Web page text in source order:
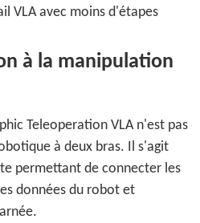
VLA avec moins d'étapes
à la manipulation
Teleoperation VLA n'est pas
à deux bras. Il s'agit
permettant de connecter les
données du robot et